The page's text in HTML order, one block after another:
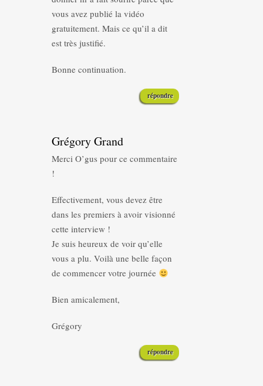
vous avez publié la vidéo
gratuitement. Mais ce qu’il a dit
est très justifié.
Bonne continuation.
répondre
Grégory Grand
Merci O’gus pour ce commentaire
!
Effectivement, vous devez être
dans les premiers à avoir visionné
cette interview !
Je suis heureux de voir qu’elle
vous a plu. Voilà une belle façon
de commencer votre journée
Bien amicalement,
Grégory
répondre